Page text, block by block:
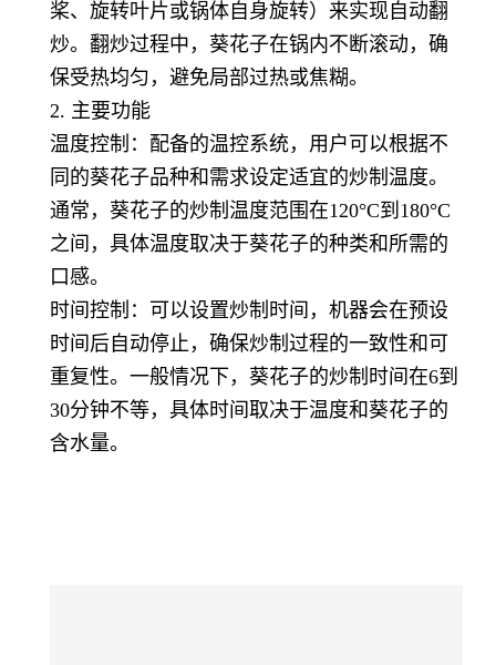
桨、旋转叶片或锅体自身旋转）来实现自动翻
炒。翻炒过程中，葵花子在锅内不断滚动，确
保受热均匀，避免局部过热或焦糊。
2. 主要功能
温度控制：配备的温控系统，用户可以根据不
同的葵花子品种和需求设定适宜的炒制温度。
通常，葵花子的炒制温度范围在120°C到180°C
之间，具体温度取决于葵花子的种类和所需的
口感。
时间控制：可以设置炒制时间，机器会在预设
时间后自动停止，确保炒制过程的一致性和可
重复性。一般情况下，葵花子的炒制时间在6到
30分钟不等，具体时间取决于温度和葵花子的
含水量。